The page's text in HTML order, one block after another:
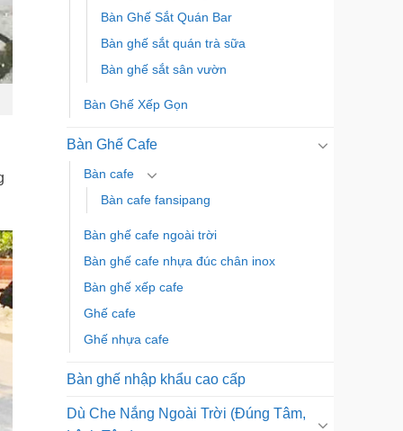
Bàn Ghế Sắt Quán Bar
Bàn ghế sắt quán trà sữa
Bàn ghế sắt sân vườn
Bàn Ghế Xếp Gọn
Bàn Ghế Cafe
Bàn cafe
Bàn cafe fansipang
Bàn ghế cafe ngoài trời
Bàn ghế cafe nhựa đúc chân inox
Bàn ghế xếp cafe
Ghế cafe
Ghế nhựa cafe
Bàn ghế nhập khẩu cao cấp
Dù Che Nắng Ngoài Trời (Đúng Tâm,